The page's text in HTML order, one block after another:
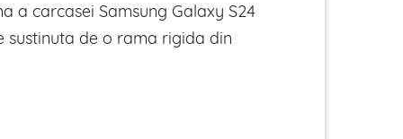
a carcasei Samsung Galaxy S24
sustinuta de o rama rigida din